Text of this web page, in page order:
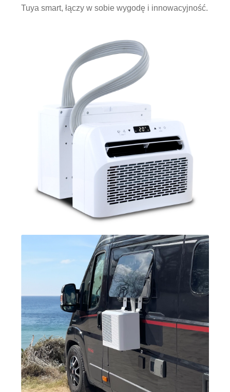
Tuya smart, łączy w sobie wygodę i innowacyjność.